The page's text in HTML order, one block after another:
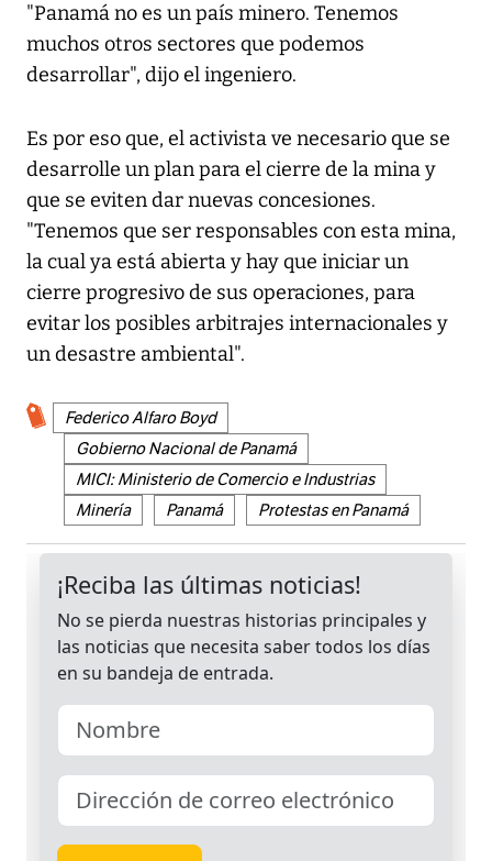
"Panamá no es un país minero. Tenemos
muchos otros sectores que podemos
desarrollar", dijo el ingeniero.
Es por eso que, el activista ve necesario que se
desarrolle un plan para el cierre de la mina y
que se eviten dar nuevas concesiones.
"Tenemos que ser responsables con esta mina,
la cual ya está abierta y hay que iniciar un
cierre progresivo de sus operaciones, para
evitar los posibles arbitrajes internacionales y
un desastre ambiental".
Federico Alfaro Boyd
Gobierno Nacional de Panamá
MICI: Ministerio de Comercio e Industrias
Minería
Panamá Protestas en Panamá